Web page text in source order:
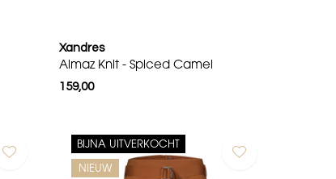
Xandres
Almaz Knit - Spiced Camel
159,00
BIJNA UITVERKOCHT
NIEUW